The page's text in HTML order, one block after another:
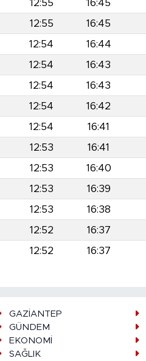
12:55 16:45
12:55 16:45
12:54 16:44
12:54 16:43
12:54 16:43
12:54 16:42
12:54 16:41
12:53 16:41
12:53 16:40
12:53 16:39
12:53 16:38
12:52 16:37
12:52 16:37
GAZİANTEP
GÜNDEM
EKONOMİ
SAĞLIK